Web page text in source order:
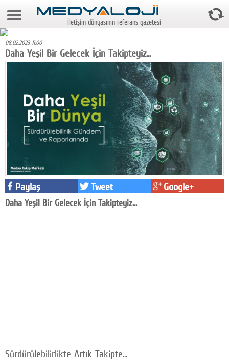
7 Ağustos 2026 21:15:22
Foto Galeri
Medya
Reyting-tiraj
Televizyon
Dünya
Reklam
İletişim dünyasının referans gazetesi
08.02.2023 11:00
Daha Yeşil Bir Gelecek İçin Takipteyiz...
Paylaş Tweet Google+
Daha Yeşil Bir Gelecek İçin Takipteyiz...
Sürdürülebilirlikte Artık Takipte...